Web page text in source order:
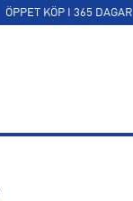
ÖPPET KÖP I 365 DAGAR